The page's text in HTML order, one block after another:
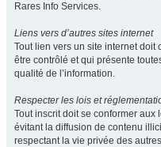
Rares Info Services.
Liens vers d’autres sites internet
Tout lien vers un site internet
être contrôlé et qui présente
qualité de l’information.
Respecter les lois et
Tout inscrit doit se conformer
évitant la diffusion de contenu
respectant la vie privée des